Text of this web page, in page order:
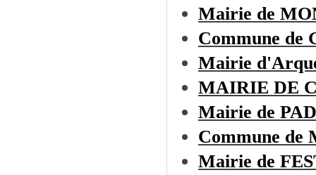
Mairie de
Commune de
Mairie
MAIRIE DE
Mairie de
Commune de
Mairie de